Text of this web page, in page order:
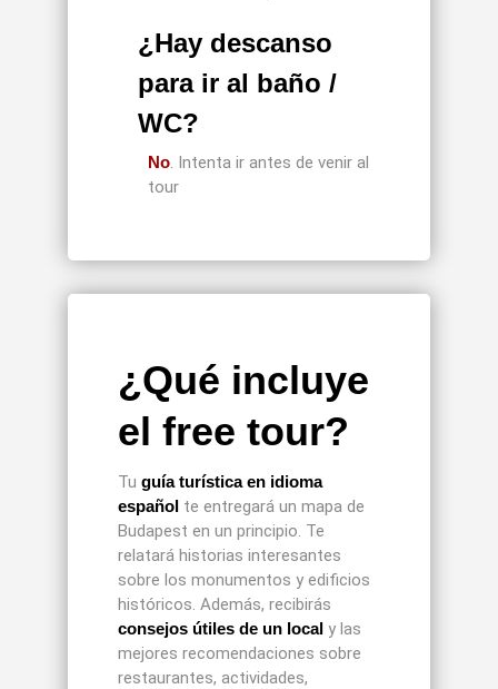
¿Hay descanso
para ir al baño /
WC?
No. Intenta ir antes de venir al
tour
¿Qué incluye
el free tour?
Tuguía turística en idioma
español te entregará un mapa de
Budapest en un principio. Te
relatará historias interesantes
sobre los monumentos y edificios
históricos. Además, recibirás
consejos útiles de un local y las
mejores recomendaciones sobre
restaurantes, actividades,